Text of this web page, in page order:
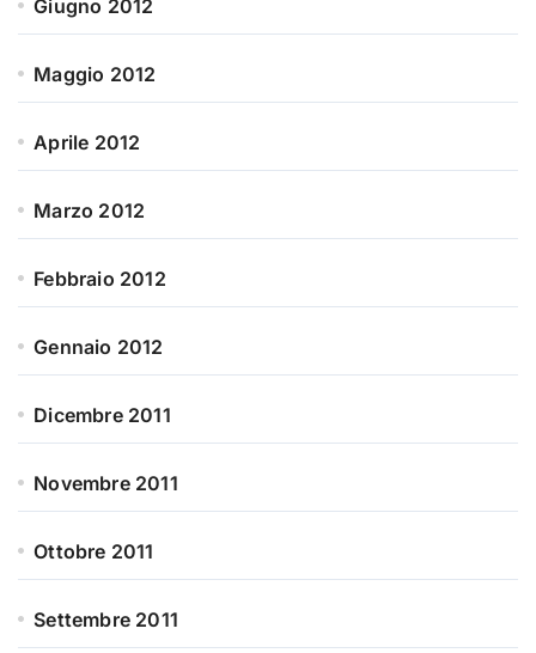
Giugno 2012
Maggio 2012
Aprile 2012
Marzo 2012
Febbraio 2012
Gennaio 2012
Dicembre 2011
Novembre 2011
Ottobre 2011
Settembre 2011